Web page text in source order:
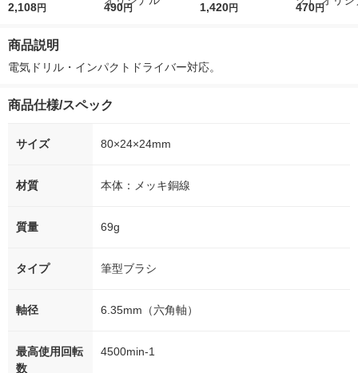
S1 1個
2,108円
r（ロハコウォータ
490円
レス 500ml 1箱（24
1,420円
ルソフトパッ
470円
商品説明
電気ドリル・インパクトドライバー対応。
商品仕様/スペック
サイズ 80×24×24mm
材質 本体：メッキ銅線
質量 69g
タイプ 筆型ブラシ
軸径 6.35mm（六角軸）
最高使用回転
数
4500min-1